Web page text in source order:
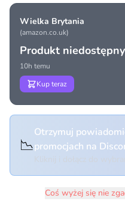
Wielka Brytania
(amazon.co.uk)
Produkt niedostępny
10h temu
Kup teraz
📉
Otrzymuj
promocjach na
Coś wyżej się nie